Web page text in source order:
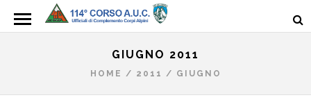
GIUGNO 2011
HOME / 2011 / GIUGNO